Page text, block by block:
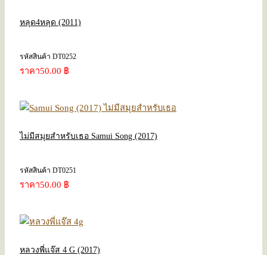
หลุด4หลุด (2011)
รหัสสินค้า DT0252
ราคา50.00 ฿
ไม่มีสมุยสำหรับเธอ Samui Song (2017)
รหัสสินค้า DT0251
ราคา50.00 ฿
หลวงพี่แจ๊ส 4 G (2017)